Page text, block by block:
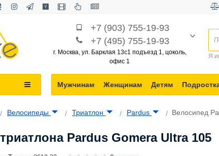
+7 (903) 755-19-93
+7 (495) 755-19-93
г. Москва, ул. Барклая 13с1 подъезд 1, цоколь,
офис 1
Я
Мужчинам Женщинам Детям
Велосипеды Триатлон Pardus Велосипед
Pardus Gomera Ultra 105